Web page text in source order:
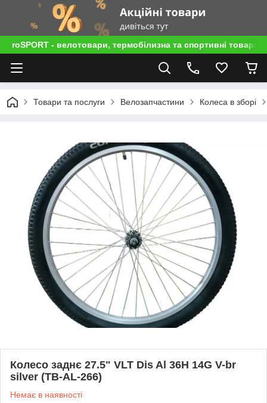
roSPORT - велотовари, термобілизна та спортивні товари
Товари та послуги Велозапчастини Колеса в зборі
Колесо заднє 27.5" VLT Dis Al 36H 14G V-br
silver (TB-AL-266)
Немає в наявності